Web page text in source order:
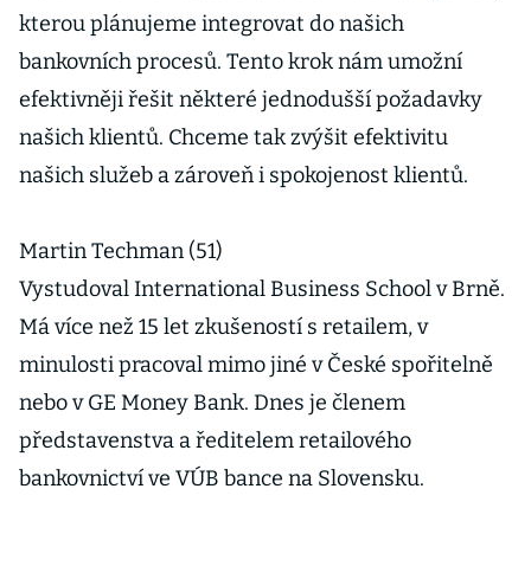
kterou plánujeme integrovat do našich
bankovních procesů. Tento krok nám umožní
efektivněji řešit některé jednodušší požadavky
našich klientů. Chceme tak zvýšit efektivitu
našich služeb a zároveň i spokojenost klientů.
Martin Techman (51)
Vystudoval International Business School v Brně.
Má více než 15 let zkušeností s retailem, v
minulosti pracoval mimo jiné v České spořitelně
nebo v GE Money Bank. Dnes je členem
představenstva a ředitelem retailového
bankovnictví ve VÚB bance na Slovensku.